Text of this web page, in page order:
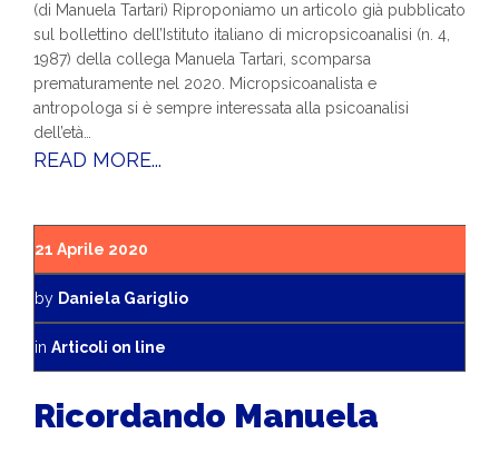
(di Manuela Tartari) Riproponiamo un articolo già pubblicato
sul bollettino dell’Istituto italiano di micropsicoanalisi (n. 4,
1987) della collega Manuela Tartari, scomparsa
prematuramente nel 2020. Micropsicoanalista e
antropologa si è sempre interessata alla psicoanalisi
dell’età…
READ MORE...
21 Aprile 2020
by Daniela Gariglio
in Articoli on line
Ricordando Manuela